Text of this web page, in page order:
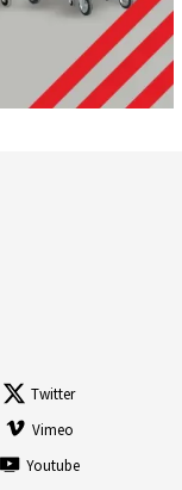
Twitter
Vimeo
Youtube